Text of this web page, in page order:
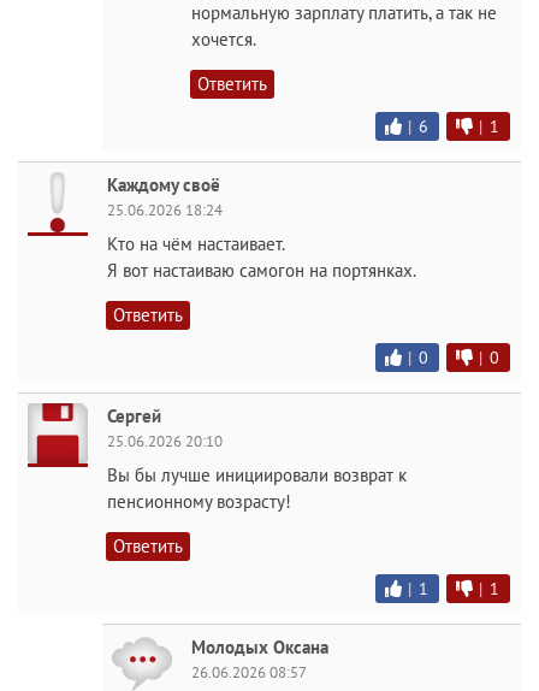
нормальную зарплату платить, а так не
хочется.
Ответить
| 6 | 1
Каждому своё
25.06.2026 18:24
Кто на чём настаивает.
Я вот настаиваю самогон на портянках.
Ответить
| 0 | 0
Сергей
25.06.2026 20:10
Вы бы лучше инициировали возврат к
пенсионному возрасту!
Ответить
| 1 | 1
Молодых Оксана
26.06.2026 08:57